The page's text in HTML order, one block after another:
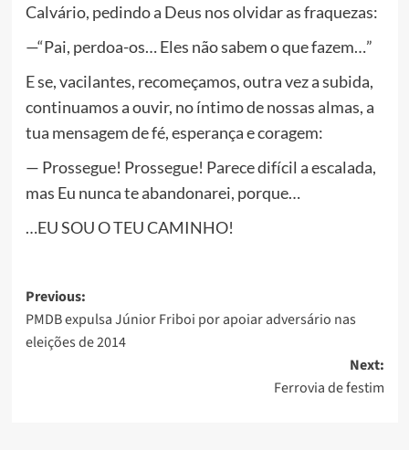
Calvário, pedindo a Deus nos olvidar as fraquezas:
—“Pai, perdoa-os… Eles não sabem o que fazem…”
E se, vacilantes, recomeçamos, outra vez a subida,
continuamos a ouvir, no íntimo de nossas almas, a
tua mensagem de fé, esperança e coragem:
— Prossegue! Prossegue! Parece difícil a escalada,
mas Eu nunca te abandonarei, porque…
…EU SOU O TEU CAMINHO!
Post
navigation
Previous:
PMDB expulsa Júnior Friboi por apoiar adversário nas
eleições de 2014
Next:
Ferrovia de festim